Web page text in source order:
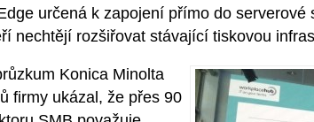
určená k zapojení přímo do serverové
nechtějí rozšiřovat stávající tiskovou
Konica Minolta
firmy ukázal, že přes 90